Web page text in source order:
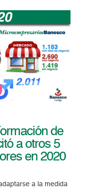
de
a otros 5
en 2020
a la medida